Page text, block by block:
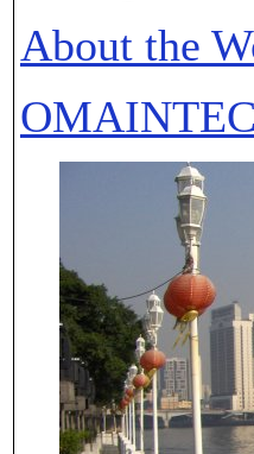
About the